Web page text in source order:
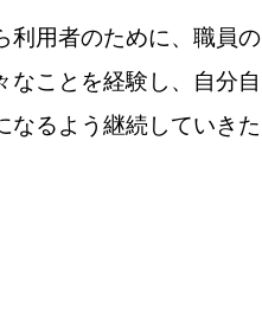
利用者のために、職員の
ことを経験し、自分自
なるよう継続していきた